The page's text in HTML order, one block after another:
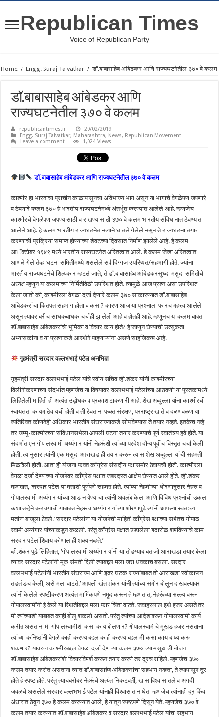
Republican Times
Voice of Republican Party
Home / Engg. Suraj Talvatkar / डाॅ.बाबासाहेब आंबेडकर आणि राज्यघटनेतील ३७० वे कलम
डाॅ.बाबासाहेब आंबेडकर आणि
राज्यघटनेतील ३७० वे कलम
republicantimes.in
20/02/2019
Engg. Suraj Talvatkar, Maharashtra, News, Republican Movement
Leave a comment
1,024 Views
डाॅ.बाबासाहेब आंबेडकर आणि राज्यघटनेतील ३७० वे कलम
काश्मीर हा भारताचा प्राचीन काळापासूनचा अविभाज्य भाग असून या भागाचे वेगळेपण जपणारे
व ठेवणारे कलम ३७० हे भारतीय राज्यघटनेमध्ये अंतर्भूत करण्यात आलेले आहे. म्हणजेच
काश्मीरचे वेगळेपण जपण्यासाठी व राखण्यासाठी ३७० वे कलम भारतीय संविधानात ठेवण्यात
आलेले आहे. हे कलम भारतीय राज्यघटनेत नव्याने घातले गेलेले नसून ते राज्यघटना तयार
करण्याची प्रक्रिया समाप्त होण्याच्या शेवटच्या दिवसात निर्माण झालेले आहे. हे कलम
आॅक्टोबर १९४९ मध्ये भारतीय राज्यघटनेत अस्तित्वात आले. हे कलम जेव्हा अस्तित्वात
आणले गेले तेव्हा घटना समितीमध्ये असलेले सर्व दिग्गज उपस्थित/सहभागी होते. ज्यांना
भारतीय राज्यघटनेचे शिल्पकार म्हटले जाते, ते डाॅ.बाबासाहेब आंबेडकरसुध्दा मसुदा समितीचे
अध्यक्ष म्हणून या कलमाच्या निर्मितीवेळी उपस्थित होते. त्यामुळे आज प्रश्न असा उपस्थित
केला जातो की, काश्मीरला वेगळा दर्जा देणारे कलम ३७० साकारण्यात डाॅ.बाबासाहेब
आंबेडकरांचा कितपत सहभाग होता व कसा? कारण आज या प्रश्नाला फारच महत्त्व आलेले
असून त्यावर बरीच साधकबाधक चर्चाही झालेली आहे व होतही आहे. म्हणूनच या कलमाबाबत
डाॅ.बाबासाहेब आंबेडकरांची भूमिका व विचार काय होते? हे जाणून घेण्याची उत्सुकता
अभ्यासकांना व या प्रश्नाकडे आस्थेने पाहणाऱ्यांना असणे साहजिकच आहे.
गृहमंत्री सरदार वल्लभभाई पटेल अनभिज्ञ
गृहमंत्री सरदार वल्लभभाई पटेल यांचे स्वीय सचिव व्ही.शंकर यांनी काश्मीरच्या
विलीनीकरणाच्या संदर्भात म्हणजेच या विषयावर ‘वल्लभभाई पटेलांच्या आठवणी’ या पुस्तकामध्ये
लिहिलेली माहिती ही अत्यंत उद्बोधक व प्रकाश टाकणारी आहे. शेख अब्दुल्ला यांना काश्मीरची
स्वायत्तता कायम ठेवायची होती व ती ठेवताना फक्त संरक्षण, परराष्ट्र खाते व दळणवळण या
व्यतिरिक्त कोणतेही अधिकार भारतीय संघराज्याकडे सोपविण्यास ते तयार नव्हते. इतकेच नव्हे
तर जम्मू-काश्मीरच्या संविधानसभेला आपली घटना तयार करण्याचे पूर्ण स्वातंत्र्य हवे होते. या
संदर्भात एन गोपालस्वामी अय्यंगार यांनी नेहरूंशी त्यांच्या परदेश दौऱ्यापूर्वीच विस्तृत चर्चा केली
होती. त्यानुसार त्यांनी एक मसुदा आराखडाही तयार करुन त्यास शेख अब्दुल्ला यांची सहमती
मिळविली होती. आता ही योजना फक्त काँग्रेस संसदीय पक्षासमोर ठेवायची होती. काश्मीरला
वेगळा दर्जा देण्याच्या योजनेवर काँग्रेस पक्षात जबरदस्त आक्षेप घेण्यात आले होते. व्ही.शंकर
म्हणतात, ‘सरदार पटेल या मताशी पूर्णपणे सहमत होते. त्यांच्या नेहमीच्या धोरणानुसार नेहरू व
गोपालस्वामी अय्यंगार यांच्या आड न येण्याचा त्यांनी अवलंब केला आणि विविध प्रश्नांची उकल
कशा तऱ्हेने करावयाची याबाबत नेहरू व अय्यंगार यांच्या धोरणापुढे त्यांनी आपल्या स्वतःच्या
मतांना बाजूला ठेवले.’ सरदार पटेलांना या योजनेची माहिती काँग्रेस पक्षाच्या सभेतच गोपाळ
स्वामी अय्यंगार यांच्याकडून कळली. परंतु काँग्रेस पक्षात उडालेला गदारोळ शमविण्याचे काम
सरदार पटेलांशिवाय कोणालाही शक्य नव्हते.’
व्ही.शंकर पुढे लिहितात, ‘गोपालस्वामी अय्यंगार यांनी या तोडग्याबाबत जो आराखडा तयार केला
त्यावर सरदार पटेलांनी मूक संमती दिली त्याबद्दल मला जरा धक्काच बसला. सरदार
वल्लभभाई पटेलांनी भारतीय संघराज्य आणि इतर घटक राज्यांबाबत तो आराखडा स्वीकारून
तडतोडच केली, असे मला वाटते.’ आपली खंत शंकर यांनी त्यांच्यासमोर बोलून दाखवल्यावर
त्यांनी केलेले स्पष्टीकरण अत्यंत मार्मिकपणे नमूद करून ते म्हणतात, नेहरूंच्या सल्ल्यावरून
गोपालस्वामींनी हे केले या स्थितीबद्दल मला फार चिंता वाटते. जवाहरलाल इथे हजर असते तर
मी त्यांच्याशी याबाबत काही बोलू शकलो असतो. परंतु त्यांच्या आदेशावरून गोपालस्वामी कार्य
करीत असताना मी गोपालस्वामींशी कसा काय बोलणार? गोपालस्वामींचे मूखंड हजर नसताना
त्यांच्या कनिष्ठांनी वेगळे काही करण्याबद्दल काही करण्याबद्दल मी कसा काय बाध्य करु
शकणार? यावरून काश्मीरबद्दल वेगळा दर्जा देणाऱ्या कलम ३७० च्या मसुद्याची योजना
डाॅ.बाबासाहेब आंबेडकरांशी विचारविमर्श करून तयार करणे तर दूरच राहिले. म्हणजेच ३७०
कलम तयार करीत असताना त्यात डाॅ.बाबासाहेब आंबेडकरांचा सहभाग नव्हता, ते त्यापासून दूर
होते हे स्पष्ट होते. परंतु त्याचबरोबर नेहरूंचे अत्यंत निकटवर्ती, खास विश्वासातले व अगदी
जवळचे असलेले सरदार वल्लभभाई पटेल यांनाही विश्वासात न घेता म्हणजेच त्यांनाही दूर किंवा
अंधारात ठेवून ३७० हे कलम करण्यात आले, हे यातून स्पष्टपणे दिसून येते. म्हणजेच ३७० वे
कलम तयार करण्यात डाॅ.बाबासाहेब आंबेडकर व सरदार वल्लभभाई पटेल यांचा सहभाग